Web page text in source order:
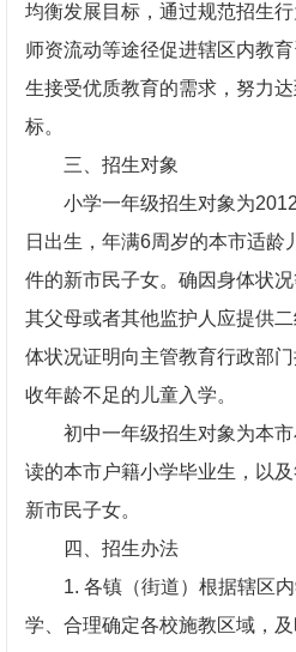
均衡发展目标，通过规范招生
师资流动等途径促进辖区内教
生接受优质教育的需求，努力
标。
三、招生对象
小学一年级招生对象为
日出生，年满6周岁的本市适龄
件的新市民子女。确因身体状
其父母或者其他监护人应提供
体状况证明向主管教育行政部
收年龄不足的儿童入学。
初中一年级招生对象为本
读的本市户籍小学毕业生，以
新市民子女。
四、招生办法
1. 各镇（街道）根据辖区
学、合理确定各校施教区域，